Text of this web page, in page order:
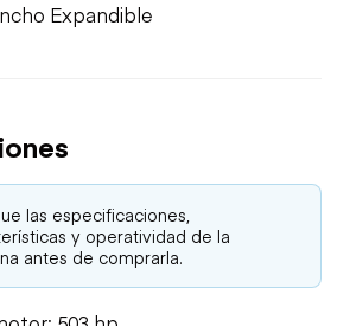
Expandible
las especificaciones,
y operatividad de la
antes de comprarla.